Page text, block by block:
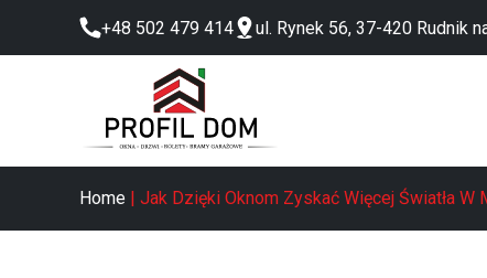
+48 502 479 414 ul. Rynek 56, 37-420 Rudnik
Home | Jak Dzięki Oknom Zyskać Więcej Światła W